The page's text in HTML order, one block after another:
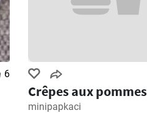
6
Crêpes aux pommes
minipapkaci